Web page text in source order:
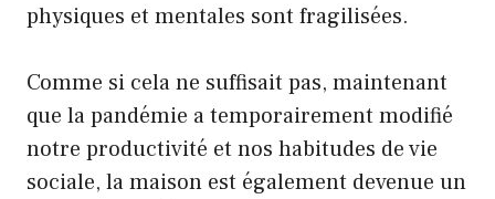
physiques et mentales sont fragilisées.
Comme si cela ne suffisait pas, maintenant
que la pandémie a temporairement modifié
notre productivité et nos habitudes de vie
sociale, la maison est également devenue un